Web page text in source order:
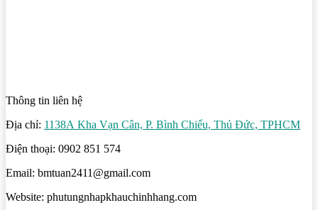
Thông tin liên hệ
Địa chỉ: 1138A Kha Vạn Cân, P. Bình Chiểu, Thủ Đức, TPHCM
Điện thoại: 0902 851 574
Email: bmtuan2411@gmail.com
Website: phutungnhapkhauchinhhang.com